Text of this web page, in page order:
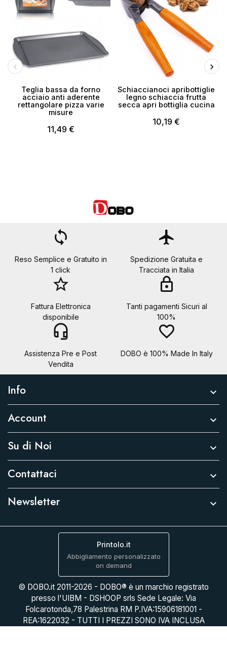
Teglia bassa da forno
acciaio anti aderente
rettangolare pizza varie
misure
11,49 €
Schiaccianoci apribottiglie
legno schiaccia frutta
secca apri bottiglia cucina
10,19 €
loop
Reso Semplice e Gratuito in
1 click
flight
Spedizione Gratuita e
Tracciata in Italia
star_border
Fattura Elettronica
disponibile
lock
Tanti pagamenti Sicuri al
100%
headset_mic
Assistenza Pre e Post
Vendita
favorite_border
DOBO è 100% Made In Italy
Info 
Account 
Su di Noi 
Contattaci 
Newsletter 
Printolo.it
Abbigliamento personalizzato
on demand
© DOBO.it 2011-2026 - DOBO® è un marchio registrato
presso l'UIBM - DSHOOP srls Sede Legale: Via
Folcarotonda,78 Palestrina RM P.IVA:15906181001 -
REA:1622032 - TUTTI I PREZZI SONO IVA INCLUSA